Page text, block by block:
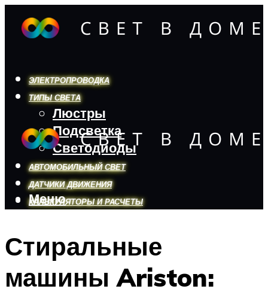
ЭЛЕКТРОПРОВОДКА
ТИПЫ СВЕТА
Люстры
Подсветка
Светодиоды
АВТОМОБИЛЬНЫЙ СВЕТ
ДАТЧИКИ ДВИЖЕНИЯ
КАЛЬКУЛЯТОРЫ И РАСЧЕТЫ
Меню
Меню
Стиральные
машины Ariston: